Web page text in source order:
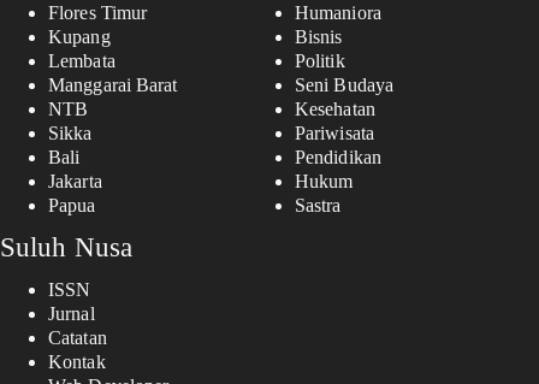
Flores Timur
Kupang
Lembata
Manggarai Barat
NTB
Sikka
Bali
Jakarta
Papua
Humaniora
Bisnis
Politik
Seni Budaya
Kesehatan
Pariwisata
Pendidikan
Hukum
Sastra
Suluh Nusa
ISSN
Jurnal
Catatan
Kontak